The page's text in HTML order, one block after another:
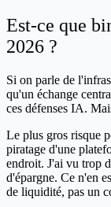
Est-ce que
2026 ?
Si on parle de
qu'un échange
ces défenses IA.
Le plus gros risque
piratage d'une
endroit. J'ai vu trop
d'épargne. Ce n'en
de liquidité, pas un